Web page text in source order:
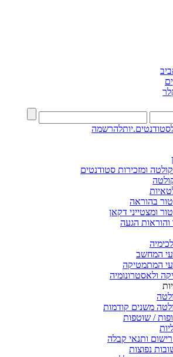
להרשמה
ומזכירות סטודנטים
בהוראה
ומצטייני דקאן
הגעה
המחשב
המתמטיקה
ולאסטרונומיה
משנים קודמות
/ שוטפות
ותנאי קבלה
נפוצות